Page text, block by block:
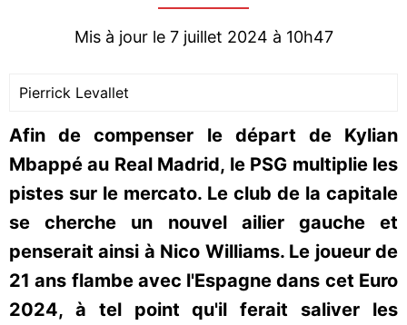
Mis à jour le 7 juillet 2024 à 10h47
Pierrick Levallet
Afin de compenser le départ de Kylian
Mbappé au Real Madrid, le PSG multiplie les
pistes sur le mercato. Le club de la capitale
se cherche un nouvel ailier gauche et
penserait ainsi à Nico Williams. Le joueur de
21 ans flambe avec l'Espagne dans cet Euro
2024, à tel point qu'il ferait saliver les